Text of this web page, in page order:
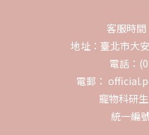
客服時
地址：臺北市大
電話：
電郵：
寵物科研
統一編